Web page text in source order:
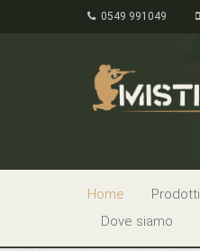
0549 991049
Home Prodotti
Dove siamo